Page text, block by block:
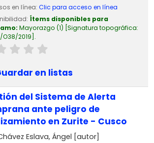
en línea: Clic para acceso en línea
Ítems disponibles para
Mayorazgo (1) Signatura topográfica:
2019 .
en listas
del Sistema de Alerta
ante peligro de
en Zurite - Cusco
Eslava, Ángel [autor]